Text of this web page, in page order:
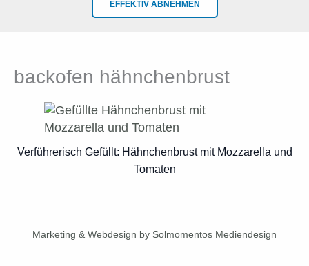
EFFEKTIV ABNEHMEN
backofen hähnchenbrust
Verführerisch Gefüllt: Hähnchenbrust mit Mozzarella und
Tomaten
Marketing & Webdesign by Solmomentos Mediendesign